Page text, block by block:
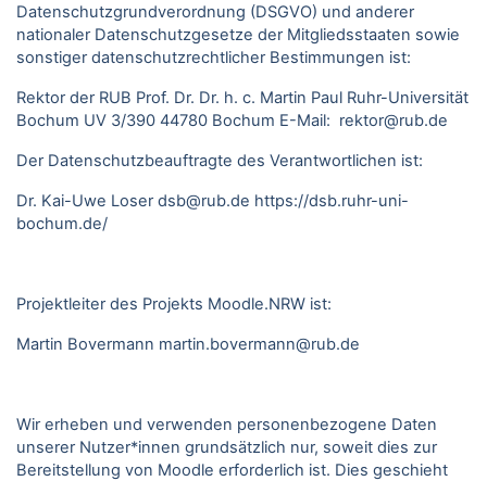
Datenschutzgrundverordnung (DSGVO) und anderer
nationaler Datenschutzgesetze der Mitgliedsstaaten sowie
sonstiger datenschutzrechtlicher Bestimmungen ist:
Rektor der RUB Prof. Dr. Dr. h. c. Martin Paul Ruhr-Universität
Bochum UV 3/390 44780 Bochum E-Mail: rektor@rub.de
Der Datenschutzbeauftragte des Verantwortlichen ist:
Dr. Kai-Uwe Loser dsb@rub.de https://dsb.ruhr-uni-
bochum.de/
Projektleiter des Projekts Moodle.NRW ist:
Martin Bovermann martin.bovermann@rub.de
Wir erheben und verwenden personenbezogene Daten
unserer Nutzer*innen grundsätzlich nur, soweit dies zur
Bereitstellung von Moodle erforderlich ist. Dies geschieht